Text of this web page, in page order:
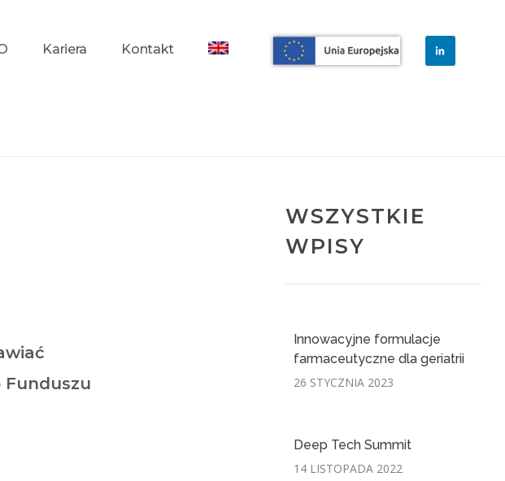
Kariera Kontakt
WSZYSTKIE
WPISY
Innowacyjne formulacje
farmaceutyczne dla geriatrii
26 STYCZNIA 2023
Deep Tech Summit
14 LISTOPADA 2022